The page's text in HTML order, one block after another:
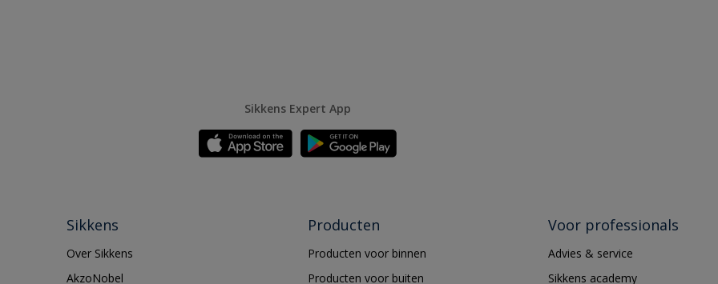
Sikkens Expert App
Sikkens
Over Sikkens
AkzoNobel
Producten
Producten voor binnen
Producten voor buiten
Voor professionals
Advies & service
Sikkens academy